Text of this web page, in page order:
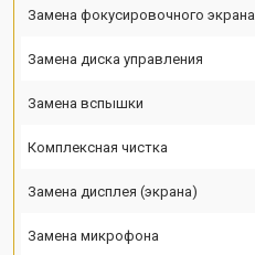
Замена фокусировочного экрана
Замена диска управления
Замена вспышки
Комплексная чистка
Замена дисплея (экрана)
Замена микрофона